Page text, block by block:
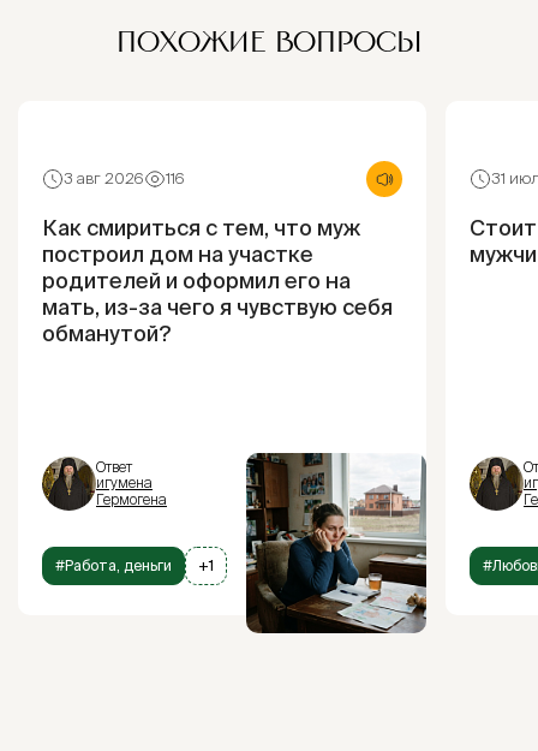
ПОХОЖИЕ ВОПРОСЫ
3 авг 2026 116
Как смириться с тем, что муж
построил дом на участке
родителей и оформил его на
мать, из-за чего я чувствую себя
обманутой?
Ответ
игумена
Гермогена
#Работа, деньги +1
31